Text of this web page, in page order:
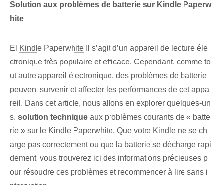
Solution aux problèmes de batterie sur Kindle Paperw
hite
El Kindle Paperwhite Il s’agit d’un appareil de lecture éle
ctronique très populaire et efficace. Cependant, comme to
ut autre appareil électronique, des problèmes de batterie
peuvent survenir et affecter les performances de cet appa
reil. Dans cet article, nous allons en explorer quelques-un
s. solution technique aux problèmes courants de « batte
rie » sur le ⁣Kindle Paperwhite.​ Que votre Kindle ne se ch
arge pas correctement ou que la batterie se décharge rapi
dement, vous trouverez ici des informations précieuses p
our résoudre ces problèmes et recommencer à lire sans i